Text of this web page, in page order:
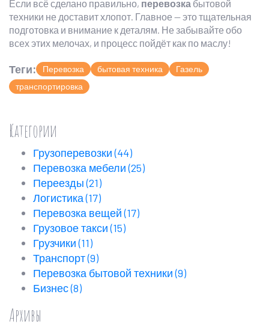
Если всё сделано правильно, перевозка бытовой
техники не доставит хлопот. Главное — это тщательная
подготовка и внимание к деталям. Не забывайте обо
всех этих мелочах, и процесс пойдёт как по маслу!
Теги: Перевозка бытовая техника
Газель
транспортировка
Категории
Грузоперевозки(44)
Перевозка мебели(25)
Переезды(21)
Логистика(17)
Перевозка вещей(17)
Грузовое такси(15)
Грузчики(11)
Транспорт(9)
Перевозка бытовой техники(9)
Бизнес(8)
Архивы